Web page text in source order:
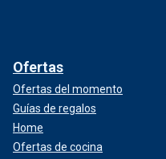
Ofertas
Ofertas del momento
Guías de regalos
Home
Ofertas de cocina